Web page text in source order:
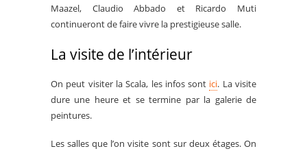
Maazel, Claudio Abbado et Ricardo Muti
continueront de faire vivre la prestigieuse salle.
La visite de l’intérieur
On peut visiter la Scala, les infos sont ici. La visite
dure une heure et se termine par la galerie de
peintures.
Les salles que l’on visite sont sur deux étages. On